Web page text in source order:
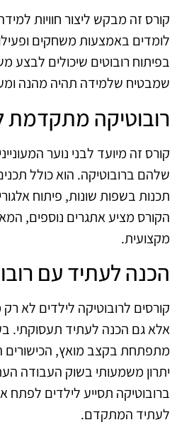
קורס זה מבקש ליצור חוויות
לומדים באמצעות משחקים
בפיתוח רובוטים שיכולים לבצע
שמבטיח שלמידה תהיה מהנה
רובוטיקה מתקדמת
קורס זה מיועד לבני נוער
שלהם ברובוטיקה. הוא כולל
תכנות בשפות שונות, פיתוח
הקורס מציע אתגרים נוספים,
מקצועית.
הכנה לעתיד עם
קורסים לרובוטיקה לילדים לא רק
אלא גם הכנה לעתיד תעסוקתי.
מתפתחת בקצב מואץ, הכישורים
יתרון משמעותי בשוק העבודה
ברובוטיקה תסייע לילדים לפתח
לעתיד המתקדם.